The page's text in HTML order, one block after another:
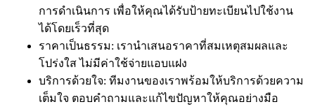
การดำเนินการ เพื่อให้คุณได้รับป้ายทะเบียนไปใช้งาน
ได้โดยเร็วที่สุด
ราคาเป็นธรรม: เรานำเสนอราคาที่สมเหตุสมผลและ
โปร่งใส ไม่มีค่าใช้จ่ายแอบแฝง
บริการด้วยใจ: ทีมงานของเราพร้อมให้บริการด้วยความ
เต็มใจ ตอบคำถามและแก้ไขปัญหาให้คุณอย่างมือ